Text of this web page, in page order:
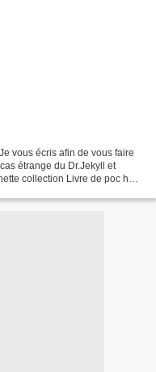
vous écris afin de vous faire
étrange du Dr.Jekyll et
collection Livre de poc he